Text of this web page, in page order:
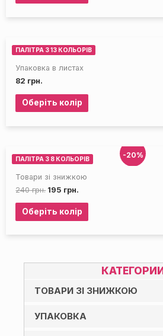
КАТЕГОРИИ
ТОВАРИ ЗІ ЗНИЖКОЮ
УПАКОВКА
ПАЛІТРА З 13 КОЛЬОРІВ
Упаковка в листах
82 грн.
Оберіть колір
ПАЛІТРА З 8 КОЛЬОРІВ -20%
Товари зі знижкою
240грн. 195 грн.
Оберіть колір